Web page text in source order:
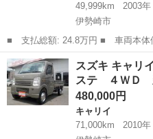
49,999km
2003年
伊勢崎市
■ 支払総額: 24.8万円 ■ 車両本体価格： 198,000 円 ■ メーカー
名： スズキ ■ 車種名： キャリ
Ｕスペシャル 代 ＭＴ５速 パ
660cc ...
群馬 伊勢崎市 キャリイ
スズキ キャリ
ステ ４ＷＤ
480,000円
キャリイ
71,000km
2010年